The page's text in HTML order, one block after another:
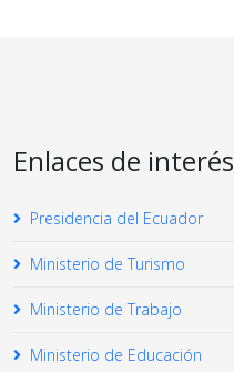
Enlaces de interés
Presidencia del Ecuador
Ministerio de Turismo
Ministerio de Trabajo
Ministerio de Educación